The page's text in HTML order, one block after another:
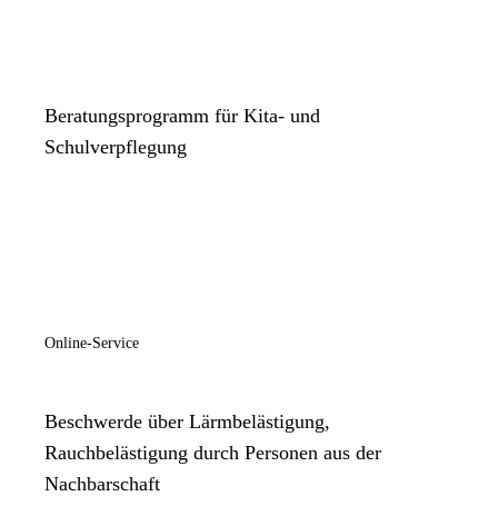
Beratungsprogramm für Kita- und
Schulverpflegung
Online-Service
Beschwerde über Lärmbelästigung,
Rauchbelästigung durch Personen aus der
Nachbarschaft